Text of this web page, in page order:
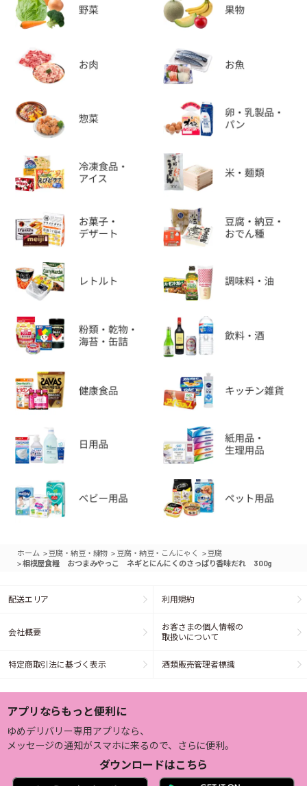
ホーム >豆腐・納豆・練物 > 豆腐・納豆・こんにゃく >豆腐
>相模屋食糧 おつまみやっこ ネギとにんにくのさっぱり香味だれ 300g
配送エリア 利用規約
会社概要
お客さまの個人情報の
取扱いについて
特定商取引法に基づく表示 酒類販売管理者標識
アプリならもっと便利に
ゆめデリバリー専用アプリなら、
メッセージの通知がスマホに来るので、さらに便利。
ダウンロードはこちら